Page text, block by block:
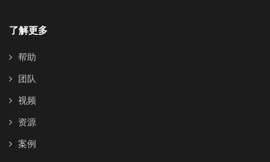
了解更多
帮助
团队
视频
资源
案例